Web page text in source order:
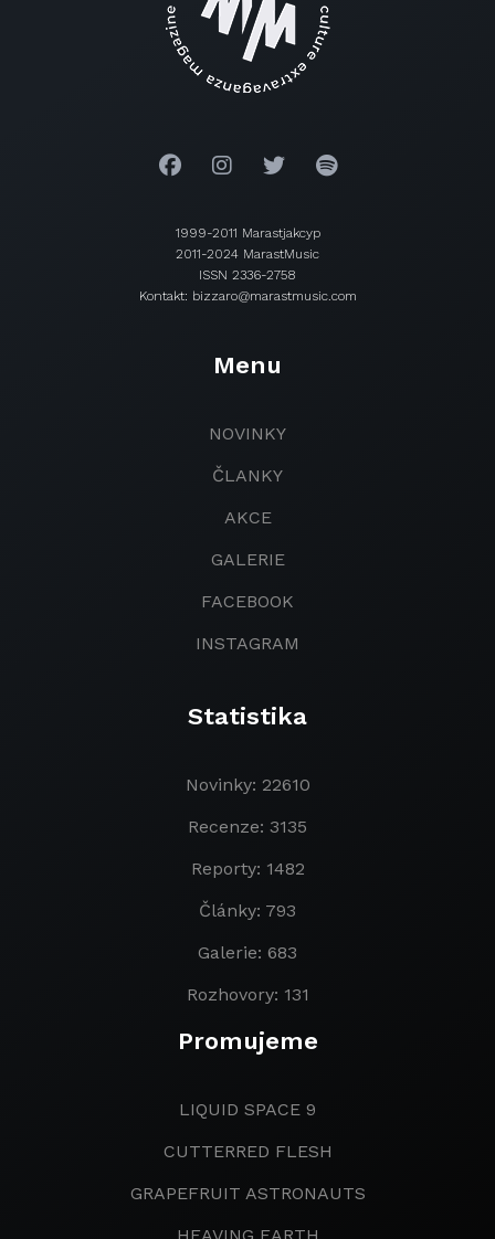
1999-2011 Marastjakcyp
2011-2024 MarastMusic
ISSN 2336-2758
Kontakt: bizzaro@marastmusic.com
Menu
NOVINKY
ČLANKY
AKCE
GALERIE
FACEBOOK
INSTAGRAM
Statistika
Novinky: 22610
Recenze: 3135
Reporty: 1482
Články: 793
Galerie: 683
Rozhovory: 131
Promujeme
LIQUID SPACE 9
CUTTERRED FLESH
GRAPEFRUIT ASTRONAUTS